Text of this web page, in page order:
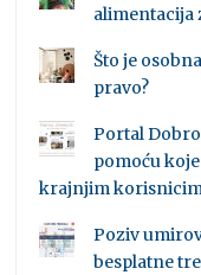
alimentacija
Što je
pravo?
Portal
pomoću
krajnjim
Poziv
besplatne